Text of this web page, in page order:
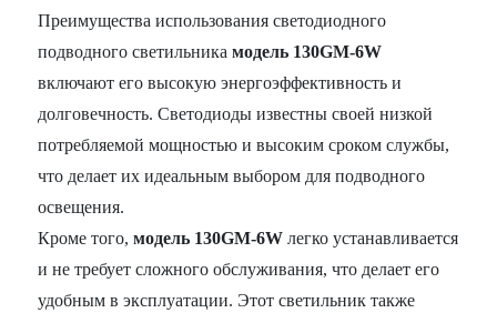
Преимущества использования светодиодного
подводного светильникамодель 130GM-6W
включают его высокую энергоэффективность и
долговечность. Светодиоды известны своей низкой
потребляемой мощностью и высоким сроком службы,
что делает их идеальным выбором для подводного
освещения.
Кроме того,модель 130GM-6W легко устанавливается
и не требует сложного обслуживания, что делает его
удобным в эксплуатации. Этот светильник также